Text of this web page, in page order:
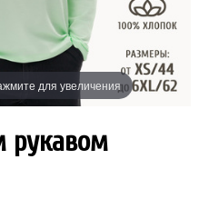
для увеличения
рукавом